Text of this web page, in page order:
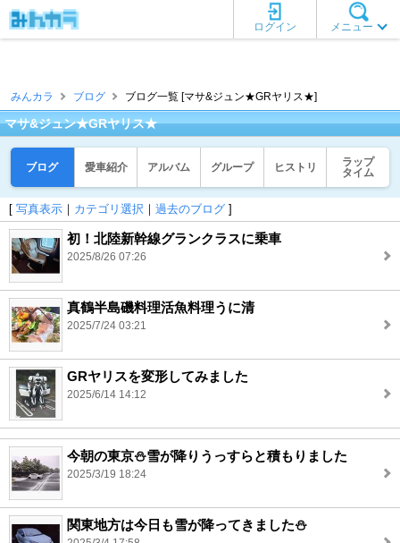
メニュー
ログイン
みんカラ ブログ ブログ一覧 [マサ&ジュン★GRヤリス★]
マサ&ジュン★GRヤリス★
ブログ 愛車紹介 アルバム グループ ヒストリ
ラップ
タイム
[ 写真表示 ｜ カテゴリ選択 ｜ 過去のブログ ]
初！北陸新幹線グランクラスに乗車
2025/8/26 07:26
真鶴半島磯料理活魚料理うに清
2025/7/24 03:21
GRヤリスを変形してみました
2025/6/14 14:12
今朝の東京⛄️雪が降りうっすらと積もりました
2025/3/19 18:24
関東地方は今日も雪が降ってきました⛄️